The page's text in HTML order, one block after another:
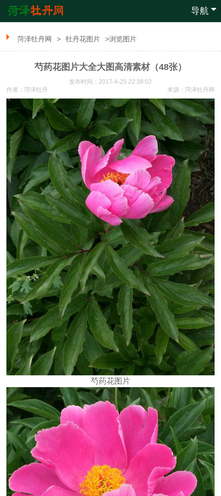
导航
菏泽牡丹网 > 牡丹花图片 >浏览图片
芍药花图片大全大图高清素材（48张）
发布时间：2017-4-25 22:38:02
来源： 菏泽牡丹网
作者：菏泽牡丹
芍药花图片